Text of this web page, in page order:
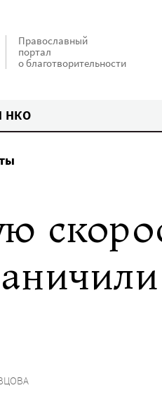
Православный
портал
о благотворительности
НКО